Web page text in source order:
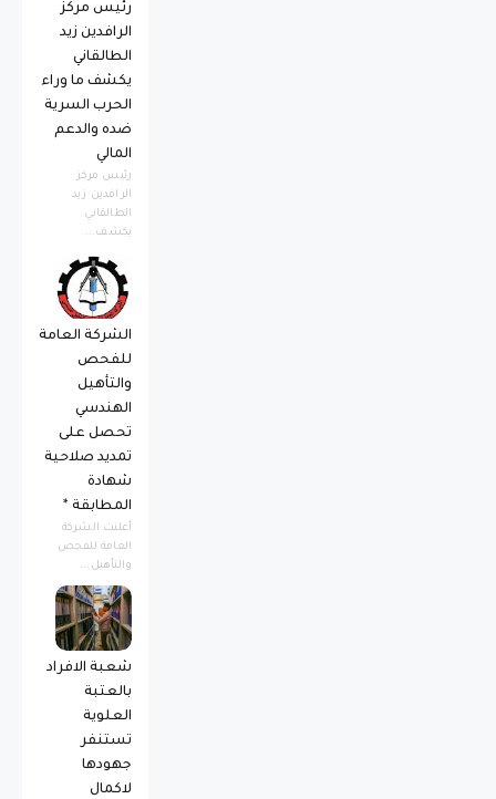
رئيس مركز
الرافدين زيد
الطالقاني
يكشف ما وراء
الحرب السرية
ضده والدعم
المالي
رئيس مركز
الرافدين زيد
الطالقاني
يكشف...
الشركة العامة
للفحص
والتأهيل
الهندسي
تحصل على
تمديد صلاحية
شهادة
المطابقة *
أعلنت الشركة
العامة للفحص
والتأهيل...
شعبة الافراد
بالعتبة
العلوية
تستنفر
جهودها
لاكمال